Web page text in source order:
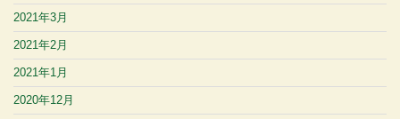
2021年3月
2021年2月
2021年1月
2020年12月